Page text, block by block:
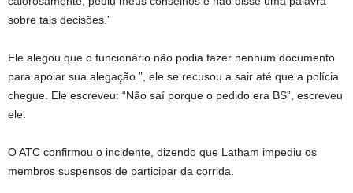
sobre tais decisões.”
Ele alegou que o funcionário não podia fazer nenhum documento
para apoiar sua alegação ”, ele se recusou a sair até que a polícia
chegue. Ele escreveu: “Não saí porque o pedido era BS”, escreveu
ele.
O ATC confirmou o incidente, dizendo que Latham impediu os
membros suspensos de participar da corrida.